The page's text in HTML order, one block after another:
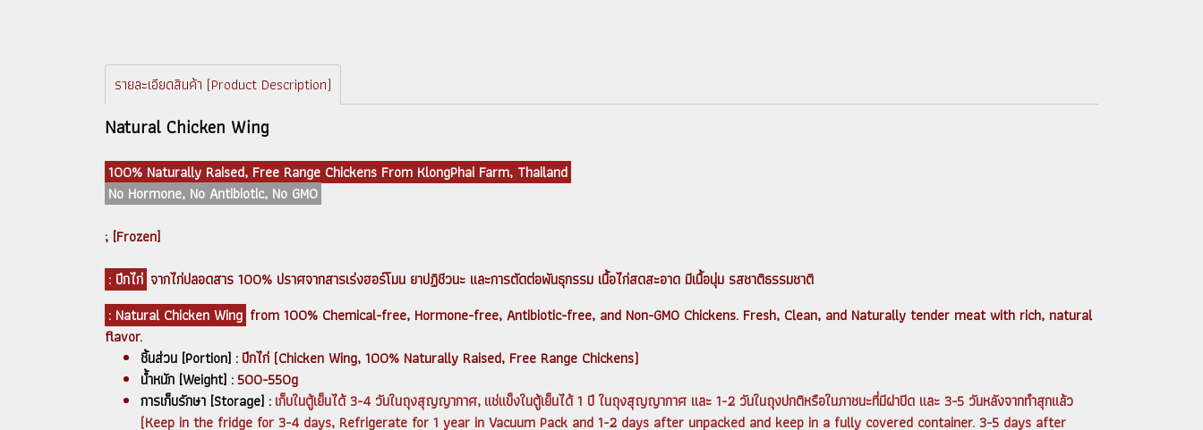
รายละเอียดสินค้า (Product Description)
Natural Chicken Wing
100% Naturally Raised, Free Range Chickens From KlongPhai Farm, Thailand
No Hormone, No Antibiotic, No GMO
; [Frozen]
: ปีกไก่ จากไก่ปลอดสาร 100% ปราศจากสารเร่งฮอร์โมน ยาปฏิชีวนะ และการตัดต่อพันธุกรรม เนื้อไก่สดสะอาด มีเนื้อนุ่ม รสชาติธรรมชาติ
: Natural Chicken Wing from 100% Chemical-free, Hormone-free, Antibiotic-free, and Non-GMO Chickens. Fresh, Clean, and Naturally tender meat with rich, natural
flavor.
ชิ้นส่วน [Portion] : ปีกไก่ (Chicken Wing, 100% Naturally Raised, Free Range Chickens)
น้ำหนัก [Weight] :500-550g
การเก็บรักษา [Storage] : เก็บในตู้เย็นได้ 3-4 วันในถุงสุญญากาศ, แช่แข็งในตู้เย็นได้ 1 ปี ในถุงสุญญากาศ และ 1-2 วันในถุงปกติหรือในภาชนะที่มีฝาปิด และ 3-5 วันหลังจากทำสุกแล้ว
(Keep in the fridge for 3-4 days, Refrigerate for 1 year in Vacuum Pack and 1-2 days after unpacked and keep in a fully covered container. 3-5 days after